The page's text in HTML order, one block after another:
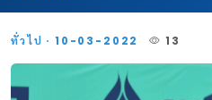
ทั่วไป · 10-03-2022 13